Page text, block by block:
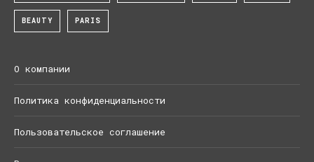
BEAUTY PARIS
О компании
Политика конфиденциальности
Пользовательское соглашение